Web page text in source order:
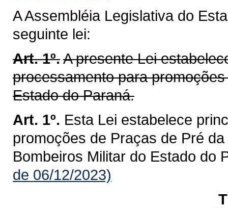
A Assembléia Legislativa do
seguinte lei:
Art. 1º.A presente Lei
processamento para
Estado do Paraná.
Art. 1º. Esta Lei estabelece
promoções de Praças de Pré
Bombeiros Militar do Estado do
de 06/12/2023)